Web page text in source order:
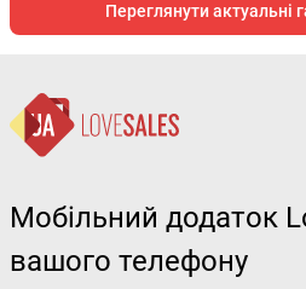
Переглянути актуальні
Мобільний додаток
вашого телефону